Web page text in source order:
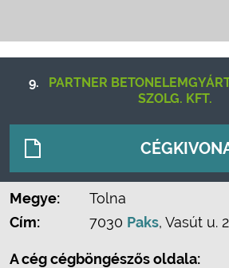
9.
PARTNER
SZOLG. KFT.
Megye:
Tolna
Cím:
7030 Paks, Vasút u.
A cég cégböngészős oldala: